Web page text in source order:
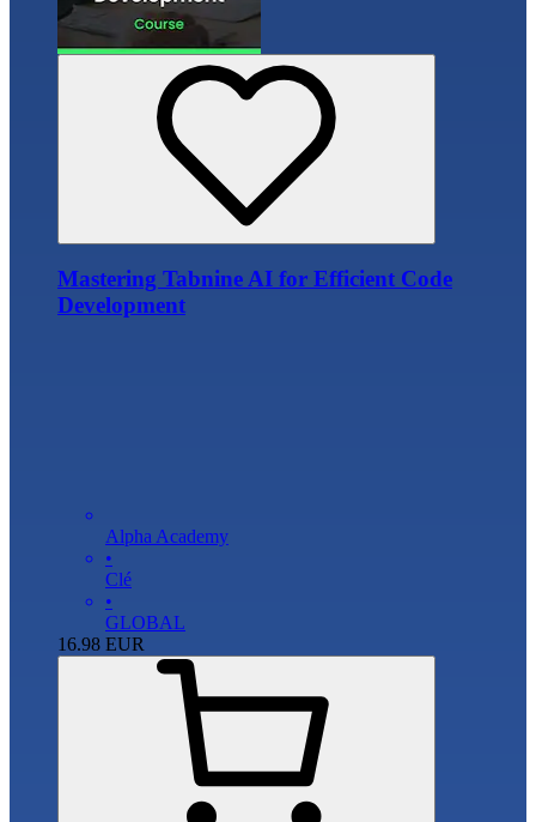
Mastering Tabnine AI for Efficient Code
Development
Alpha Academy
•
Clé
•
GLOBAL
16.98 EUR